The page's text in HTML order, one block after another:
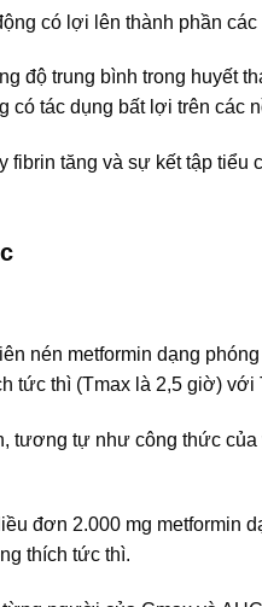
có lợi lên thành phần
độ trung bình trong huyết
có tác dụng bất lợi trên các
fibrin tăng và sự kết tập
nén metformin dạng
tức thì (Tmax là 2,5 giờ) với
tương tự như công thức
đơn 2.000 mg metformin
thích tức thì.